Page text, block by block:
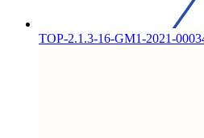
TOP-2.1.3-16-GM1-2021-